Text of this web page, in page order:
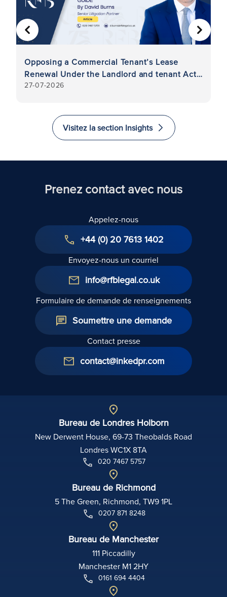
Opposing a Commercial Tenant’s Lease
Renewal Under the Landlord and tenant Act
1954: A Technical Guide
27-07-2026
PRÉCÉDENT
Visitez la section Insights
Prenez contact avec nous
Appelez-nous
+44 (0) 20 7613 1402
Envoyez-nous un courriel
info@rfblegal.co.uk
Formulaire de demande de renseignements
Soumettre une demande
Contact presse
contact@inkedpr.com
Bureau de Londres Holborn
New Derwent House, 69-73 Theobalds Road
Londres WC1X 8TA
020 7467 5757
Bureau de Richmond
5 The Green, Richmond, TW9 1PL
0207 871 8248
Bureau de Manchester
111 Piccadilly
Manchester M1 2HY
0161 694 4404